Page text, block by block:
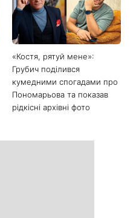
«Костя, рятуй мене»:
Грубич поділився
кумедними спогадами про
Пономарьова та показав
рідкісні архівні фото